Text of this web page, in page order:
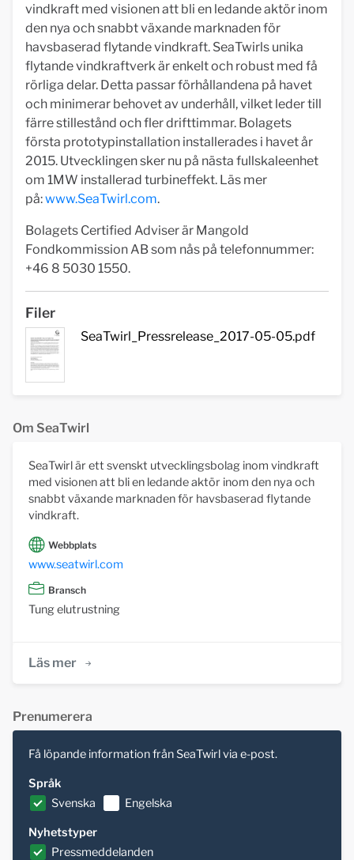
vindkraft med visionen att bli en ledande aktör inom
den nya och snabbt växande marknaden för
havsbaserad flytande vindkraft. SeaTwirls unika
flytande vindkraftverk är enkelt och robust med få
rörliga delar. Detta passar förhållandena på havet
och minimerar behovet av underhåll, vilket leder till
färre stillestånd och fler drifttimmar. Bolagets
första prototypinstallation installerades i havet år
2015. Utvecklingen sker nu på nästa fullskaleenhet
om 1MW installerad turbineffekt. Läs mer
på:www.SeaTwirl.com.
Bolagets Certified Adviser är Mangold
Fondkommission AB som nås på telefonnummer:
+46 8 5030 1550.
Filer
SeaTwirl_Pressrelease_2017-05-05.pdf
Om SeaTwirl
SeaTwirl är ett svenskt utvecklingsbolag inom vindkraft
med visionen att bli en ledande aktör inom den nya och
snabbt växande marknaden för havsbaserad flytande
vindkraft.
Webbplats
www.seatwirl.com
Bransch
Tung elutrustning
Läs mer
Prenumerera
Få löpande information från SeaTwirl via e-post.
Språk
Svenska
Engelska
Nyhetstyper
Pressmeddelanden